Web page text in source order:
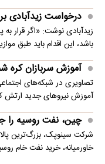
درخواست زیدآبادی
زیدآبادی نوشت: «اگر قرار
باشد، این اقدام باید طبق
آموزش سربازان کره
تصاویری در شبکه‌های
آموزش نیروهای جدید
چین، نفت روسیه را
شرکت سینوپک، بزرگ‌ترین
خاورمیانه، خرید نفت خام